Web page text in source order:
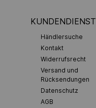
KUNDENDIENST
Händlersuche
Kontakt
Widerrufsrecht
Versand und
Rücksendungen
Datenschutz
AGB